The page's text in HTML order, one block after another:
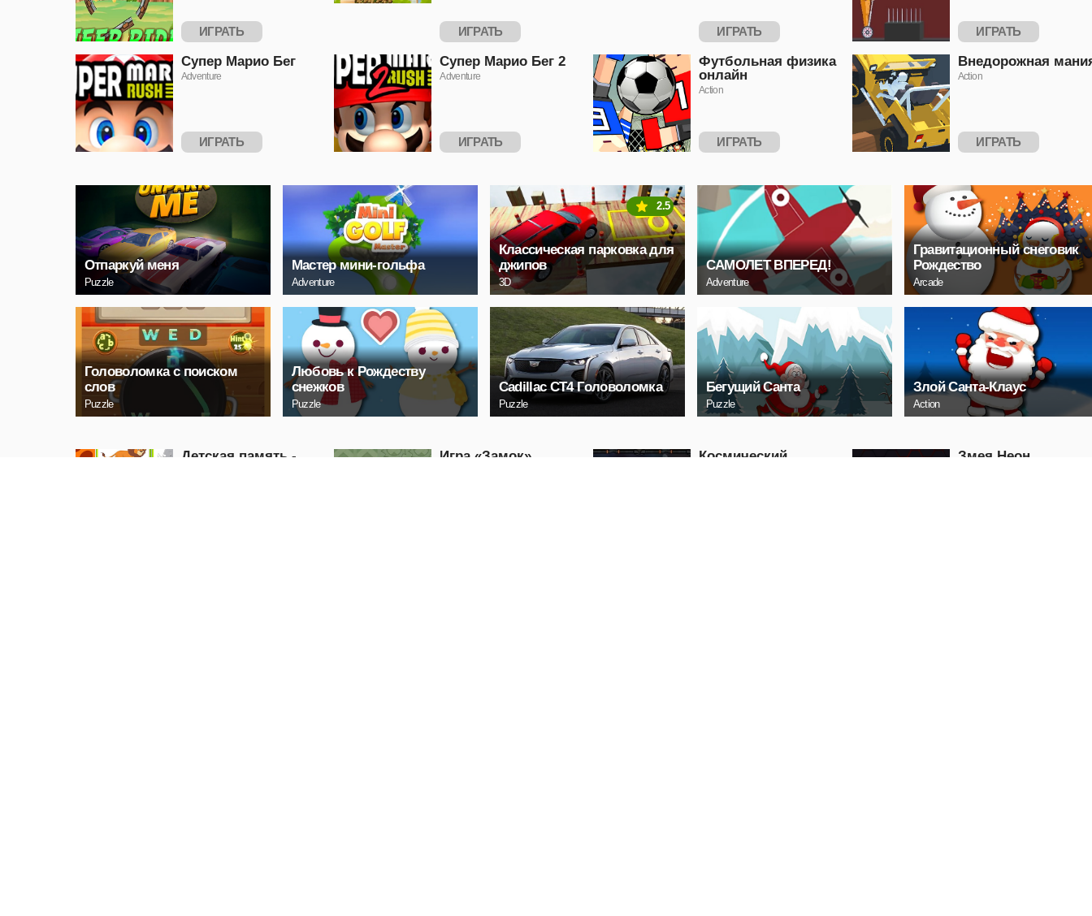
ИГРАТЬ ИГРАТЬ ИГРАТЬ ИГРАТЬ
Супер Марио Бег
Adventure
ИГРАТЬ
Супер Марио Бег 2
Adventure
ИГРАТЬ
Футбольная физика
онлайн
Action
ИГРАТЬ
Внедорожная
Action
ИГРАТЬ
Отпаркуй меня
Puzzle
Мастер мини-гольфа
Adventure
Классическая парковка для
джипов
3D
2.5
САМОЛЕТ ВПЕРЕД!
Adventure
Гравитационный снеговик
Рождество
Arcade
Головоломка с поиском
слов
Puzzle
Любовь к Рождеству
снежков
Puzzle
Cadillac CT4 Головоломка
Puzzle
Бегущий Санта
Puzzle
Злой Санта-Клаус
Action
Детская память -
Игра «Замок»
Космический
Змея Неон